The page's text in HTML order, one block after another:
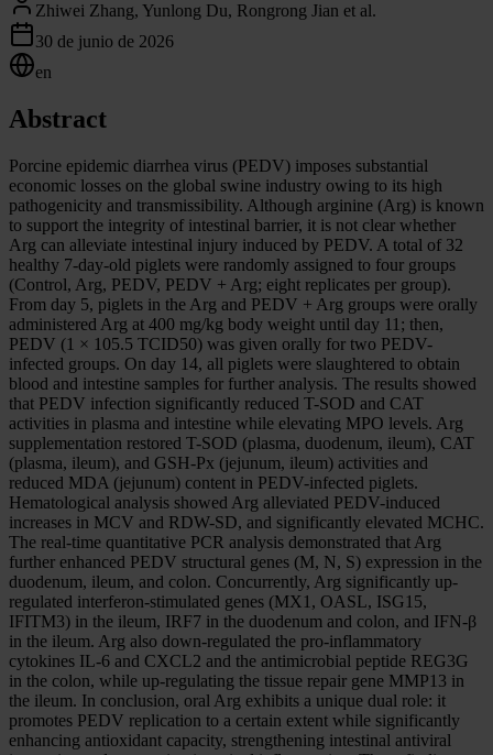
Zhiwei Zhang, Yunlong Du, Rongrong Jian et al.
30 de junio de 2026
en
Abstract
Porcine epidemic diarrhea virus (PEDV) imposes substantial
economic losses on the global swine industry owing to its high
pathogenicity and transmissibility. Although arginine (Arg) is known
to support the integrity of intestinal barrier, it is not clear whether
Arg can alleviate intestinal injury induced by PEDV. A total of 32
healthy 7-day-old piglets were randomly assigned to four groups
(Control, Arg, PEDV, PEDV + Arg; eight replicates per group).
From day 5, piglets in the Arg and PEDV + Arg groups were orally
administered Arg at 400 mg/kg body weight until day 11; then,
PEDV (1 × 105.5 TCID50) was given orally for two PEDV-
infected groups. On day 14, all piglets were slaughtered to obtain
blood and intestine samples for further analysis. The results showed
that PEDV infection significantly reduced T-SOD and CAT
activities in plasma and intestine while elevating MPO levels. Arg
supplementation restored T-SOD (plasma, duodenum, ileum), CAT
(plasma, ileum), and GSH-Px (jejunum, ileum) activities and
reduced MDA (jejunum) content in PEDV-infected piglets.
Hematological analysis showed Arg alleviated PEDV-induced
increases in MCV and RDW-SD, and significantly elevated MCHC.
The real-time quantitative PCR analysis demonstrated that Arg
further enhanced PEDV structural genes (M, N, S) expression in the
duodenum, ileum, and colon. Concurrently, Arg significantly up-
regulated interferon-stimulated genes (MX1, OASL, ISG15,
IFITM3) in the ileum, IRF7 in the duodenum and colon, and IFN-β
in the ileum. Arg also down-regulated the pro-inflammatory
cytokines IL-6 and CXCL2 and the antimicrobial peptide REG3G
in the colon, while up-regulating the tissue repair gene MMP13 in
the ileum. In conclusion, oral Arg exhibits a unique dual role: it
promotes PEDV replication to a certain extent while significantly
enhancing antioxidant capacity, strengthening intestinal antiviral